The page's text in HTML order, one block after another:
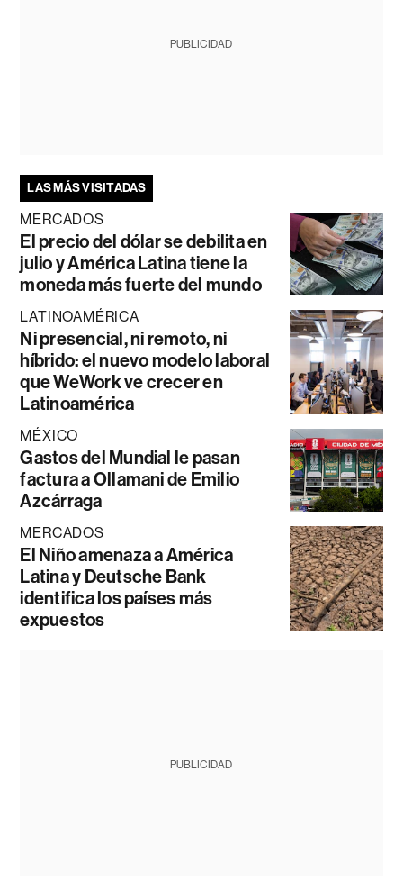
PUBLICIDAD
LAS MÁS VISITADAS
MERCADOS
El precio del dólar se debilita en
julio y América Latina tiene la
moneda más fuerte del mundo
LATINOAMÉRICA
Ni presencial, ni remoto, ni
híbrido: el nuevo modelo laboral
que WeWork ve crecer en
Latinoamérica
MÉXICO
Gastos del Mundial le pasan
factura a Ollamani de Emilio
Azcárraga
MERCADOS
El Niño amenaza a América
Latina y Deutsche Bank
identifica los países más
expuestos
PUBLICIDAD